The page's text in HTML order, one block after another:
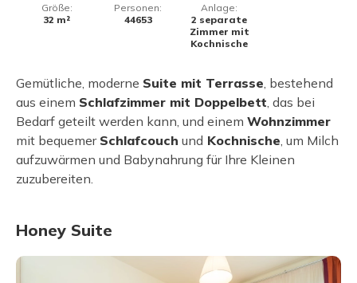
Größe:
32 m²
Personen:
44653
Anlage:
2 separate
Zimmer mit
Kochnische
Gemütliche, moderne Suite mit Terrasse , bestehend
aus einem Schlafzimmer mit Doppelbett , das bei
Bedarf geteilt werden kann, und einem Wohnzimmer
mit bequemer Schlafcouch und Kochnische , um Milch
aufzuwärmen und Babynahrung für Ihre Kleinen
zuzubereiten.
Honey Suite